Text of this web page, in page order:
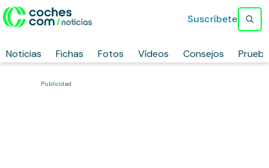
Noticias Fichas Fotos Vídeos Consejos
Suscríbete
Publicidad